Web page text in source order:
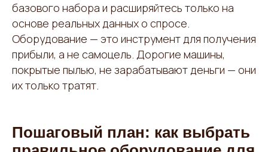
базового набора и расширяйтесь только на
основе реальных данных о спросе.
Оборудование — это инструмент для получения
прибыли, а не самоцель. Дорогие машины,
покрытые пылью, не зарабатывают деньги — они
их только тратят.
Пошаговый план: как выбрать